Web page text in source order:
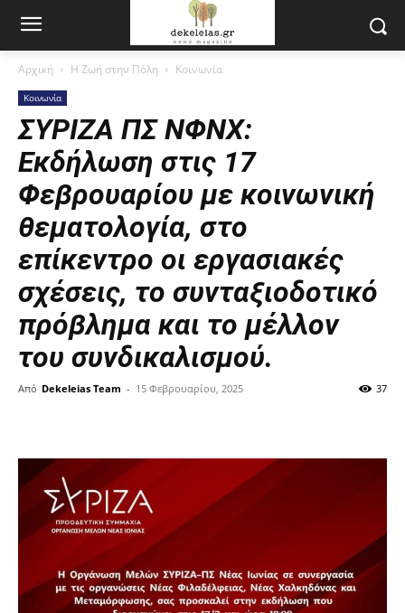
Αρχική Η Ζωή στην Πόλη Κοινωνία
Κοινωνία
ΣΥΡΙΖΑ ΠΣ ΝΦΝΧ:
Εκδήλωση στις 17
Φεβρουαρίου με κοινωνική
θεματολογία, στο
επίκεντρο οι εργασιακές
σχέσεις, το συνταξιοδοτικό
πρόβλημα και το μέλλον
του συνδικαλισμού.
Από Dekeleias Team - 15 Φεβρουαρίου, 2025 37